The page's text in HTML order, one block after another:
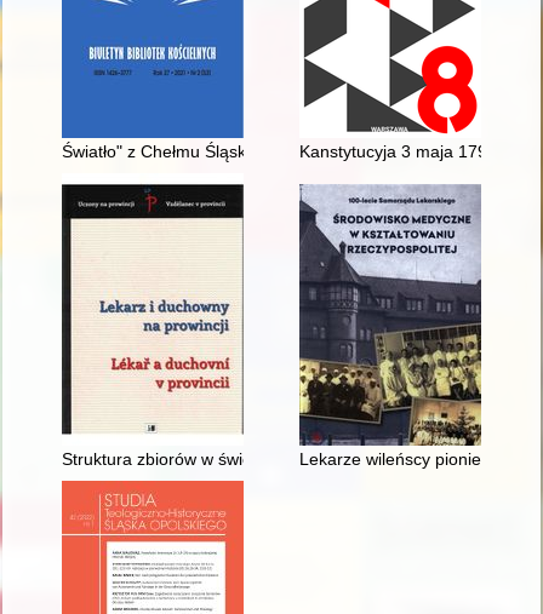
Światło" z Chełmu Śląskiego : o czasopiśmie parafii Trójcy
Kanstytucyja 3 maja 1791 h. u
Struktura zbiorów w świetle pierwszej księgi inwentarzowej
Lekarze wileńscy pionierami